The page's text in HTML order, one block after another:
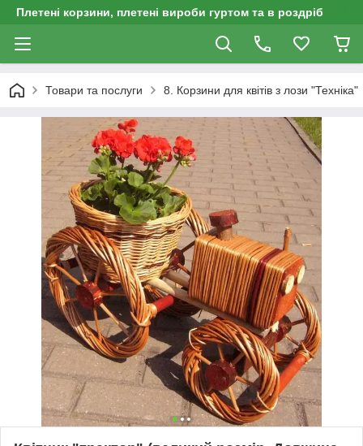
Плетені корзини, плетені вироби гуртом та в роздріб
Товари та послуги 8. Корзини для квітів з лози "Техніка"